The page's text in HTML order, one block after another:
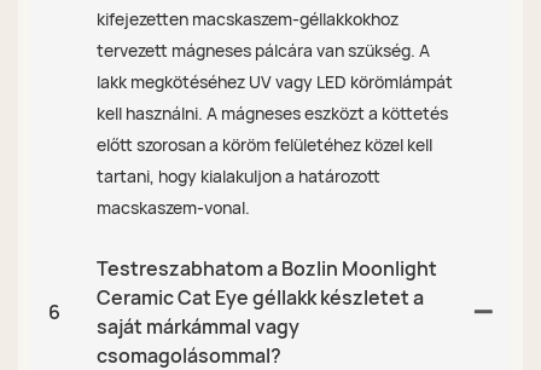
kifejezetten macskaszem-géllakkokhoz
tervezett mágneses pálcára van szükség. A
lakk megkötéséhez UV vagy LED körömlámpát
kell használni. A mágneses eszközt a köttetés
előtt szorosan a köröm felületéhez közel kell
tartani, hogy kialakuljon a határozott
macskaszem-vonal.
6
Testreszabhatom a Bozlin Moonlight
Ceramic Cat Eye géllakk készletet a
saját márkámmal vagy
csomagolásommal?